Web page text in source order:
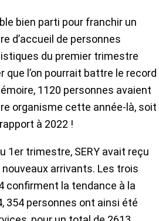
bien parti pour franchir un
d’accueil de personnes
du premier trimestre
que l’on pourrait battre le record
1120 personnes avaient
organisme cette année-là, soit
à 2022 !
1er trimestre, SERY avait reçu
arrivants. Les trois
confirment la tendance à la
354 personnes ont ainsi été